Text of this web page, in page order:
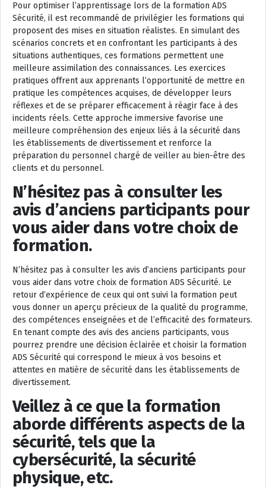
Pour optimiser l’apprentissage lors de la formation ADS
Sécurité, il est recommandé de privilégier les formations qui
proposent des mises en situation réalistes. En simulant des
scénarios concrets et en confrontant les participants à des
situations authentiques, ces formations permettent une
meilleure assimilation des connaissances. Les exercices
pratiques offrent aux apprenants l’opportunité de mettre en
pratique les compétences acquises, de développer leurs
réflexes et de se préparer efficacement à réagir face à des
incidents réels. Cette approche immersive favorise une
meilleure compréhension des enjeux liés à la sécurité dans
les établissements de divertissement et renforce la
préparation du personnel chargé de veiller au bien-être des
clients et du personnel.
N’hésitez pas à consulter les
avis d’anciens participants pour
vous aider dans votre choix de
formation.
N’hésitez pas à consulter les avis d’anciens participants pour
vous aider dans votre choix de formation ADS Sécurité. Le
retour d’expérience de ceux qui ont suivi la formation peut
vous donner un aperçu précieux de la qualité du programme,
des compétences enseignées et de l’efficacité des formateurs.
En tenant compte des avis des anciens participants, vous
pourrez prendre une décision éclairée et choisir la formation
ADS Sécurité qui correspond le mieux à vos besoins et
attentes en matière de sécurité dans les établissements de
divertissement.
Veillez à ce que la formation
aborde différents aspects de la
sécurité, tels que la
cybersécurité, la sécurité
physique, etc.